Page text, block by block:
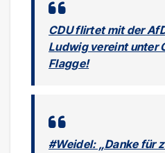
CDU flirtet mit der
Ludwig vereint unter
Flagge!
#Weidel: „Danke für